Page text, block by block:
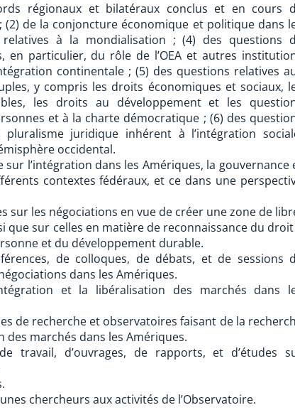
régionaux et bilatéraux conclus et en cours
(2) de la conjoncture économique et politique dans
à la mondialisation ; (4) des questions
en particulier, du rôle de l’OEA et autres
continentale ; (5) des questions relatives
y compris les droits économiques et sociaux,
les droits au développement et les
et à la charte démocratique ; (6) des
juridique inhérent à l’intégration
occidental.
sur l’intégration dans les Amériques, la gouvernance
contextes fédéraux, et ce dans une
sur les négociations en vue de créer une zone de
que sur celles en matière de reconnaissance du droit
et du développement durable.
de colloques, de débats, et de sessions
dans les Amériques.
et la libéralisation des marchés dans
de recherche et observatoires faisant de la
marchés dans les Amériques.
travail, d’ouvrages, de rapports, et d’études
chercheurs aux activités de l’Observatoire.